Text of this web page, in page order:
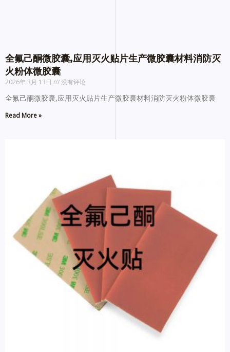
全氟己酮微胶囊,应用灭火贴片生产微胶囊材料消防灭
火粉体微胶囊
2026年 3月 13日 没有评论
全氟己酮微胶囊,应用灭火贴片生产微胶囊材料消防灭火粉体微胶囊
Read More »